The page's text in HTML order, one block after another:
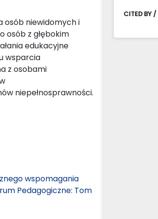
osób niewidomych i
osób z głębokim
edukacyjne
wsparcia
z osobami
niepełnosprawności.
wspomagania
Pedagogiczne: Tom
CITED BY /